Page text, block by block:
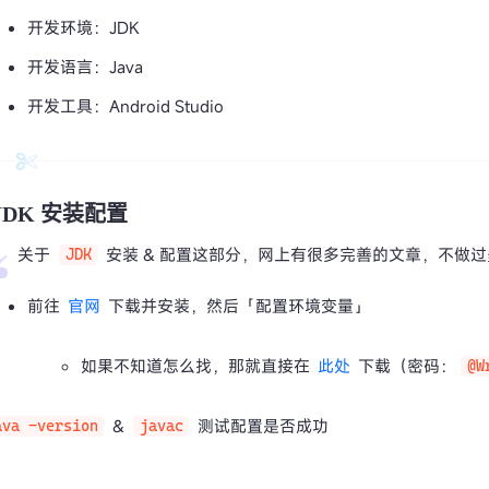
开发环境：JDK
开发语言：Java
开发工具：Android Studio
安装配置
关于 JDK 安装 & 配置这部分，网上有很多完善的文章，不做
前往 官网 下载并安装，然后「配置环境变量」
如果不知道怎么找，那就直接在 此处 下载（密码：
-version & javac 测试配置是否成功